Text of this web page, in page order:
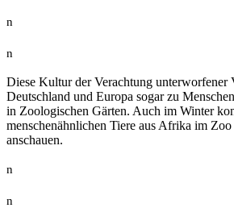
n
n
Diese Kultur der Verachtung unterworfener
Deutschland und Europa sogar zu
in Zoologischen Gärten. Auch im Winter
menschenähnlichen Tiere aus Afrika im Zoo
anschauen.
n
n